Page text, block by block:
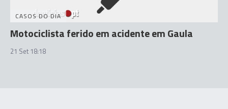
CASOS DO DIA
Motociclista ferido em acidente em Gaula
21 Set 18:18